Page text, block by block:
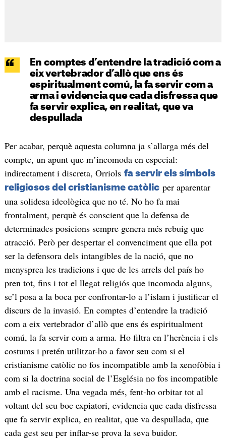
En comptes d’entendre la tradició com a
eix vertebrador d’allò que ens és
espiritualment comú, la fa servir com a
arma i evidencia que cada disfressa que
fa servir explica, en realitat, que va
despullada
Per acabar, perquè aquesta columna ja s’allarga més del
compte, un apunt que m’incomoda en especial:
indirectament i discreta, Orriols fa servir els símbols
religiosos del cristianisme catòlicper aparentar
una solidesa ideològica que no té. No ho fa mai
frontalment, perquè és conscient que la defensa de
determinades posicions sempre genera més rebuig que
atracció. Però per despertar el convenciment que ella pot
ser la defensora dels intangibles de la nació, que no
menysprea les tradicions i que de les arrels del país ho
pren tot, fins i tot el llegat religiós que incomoda alguns,
se’l posa a la boca per confrontar-lo a l’islam i justificar el
discurs de la invasió. En comptes d’entendre la tradició
com a eix vertebrador d’allò que ens és espiritualment
comú, la fa servir com a arma. Ho filtra en l’herència i els
costums i pretén utilitzar-ho a favor seu com si el
cristianisme catòlic no fos incompatible amb la xenofòbia i
com si la doctrina social de l’Església no fos incompatible
amb el racisme. Una vegada més, fent-ho orbitar tot al
voltant del seu boc expiatori, evidencia que cada disfressa
que fa servir explica, en realitat, que va despullada, que
cada gest seu per inflar-se prova la seva buidor.